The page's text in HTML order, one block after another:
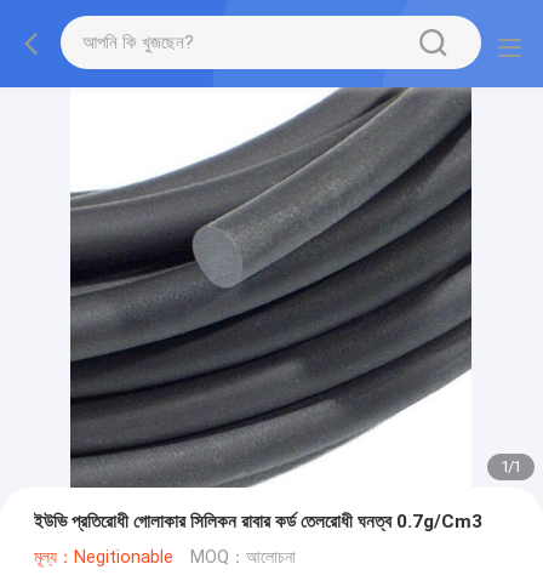
1/1
ইউভি প্রতিরোধী গোলাকার সিলিকন রাবার কর্ড তেলরোধী ঘনত্ব 0.7g/Cm3
মূল্য：Negitionable MOQ：আলোচনা